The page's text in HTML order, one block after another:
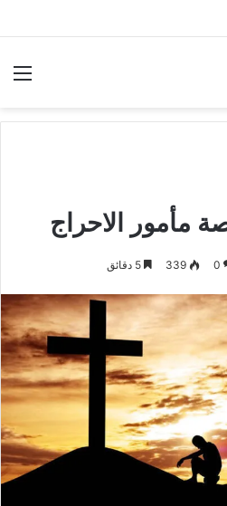
مأمور الاحراج
0
339